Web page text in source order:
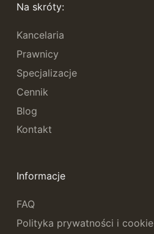
Na skróty:
Kancelaria
Prawnicy
Specjalizacje
Cennik
Blog
Kontakt
Informacje
FAQ
Polityka prywatności i cookie